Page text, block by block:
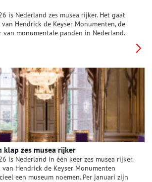
is Nederland zes musea rijker. Het gaat
Hendrick de Keyser Monumenten, de
van monumentale panden in Nederland.
klap zes musea rijker
is Nederland in één keer zes musea rijker.
van Hendrick de Keyser Monumenten
een museum noemen. Per januari zijn